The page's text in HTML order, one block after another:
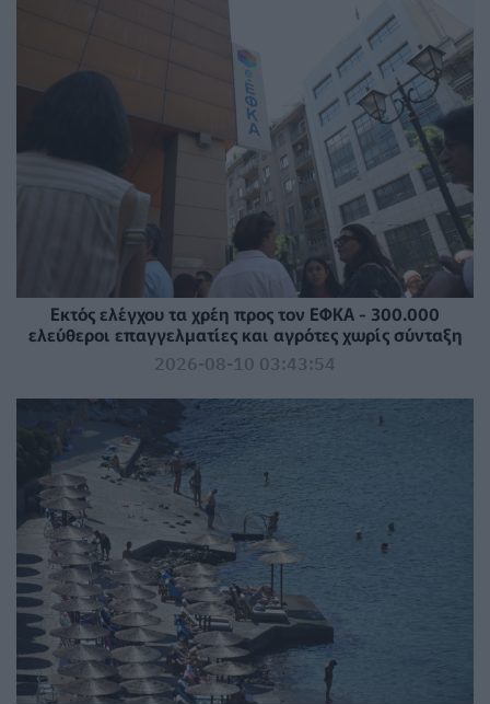
Εκτός ελέγχου τα χρέη προς τον ΕΦΚΑ - 300.000
ελεύθεροι επαγγελματίες και αγρότες χωρίς σύνταξη
2026-08-10 03:43:54